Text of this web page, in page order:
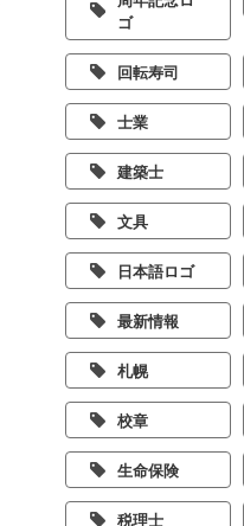
ゴ
回転寿司
士業
建築士
文具
日本語ロゴ
最新情報
札幌
校章
生命保険
税理士